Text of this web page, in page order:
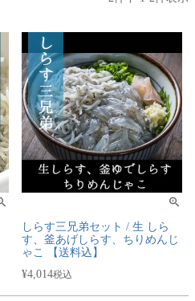
しらす三兄弟セット / 生 しら
す、釜あげしらす、ちりめんじ
ゃこ 【送料込】
¥4,014税込